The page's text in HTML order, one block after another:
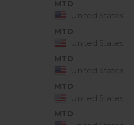
MTD
United States
MTD
United States
MTD
United States
MTD
United States
MTD